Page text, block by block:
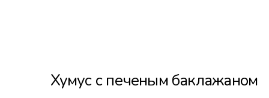
Хумус с печеным баклажаном